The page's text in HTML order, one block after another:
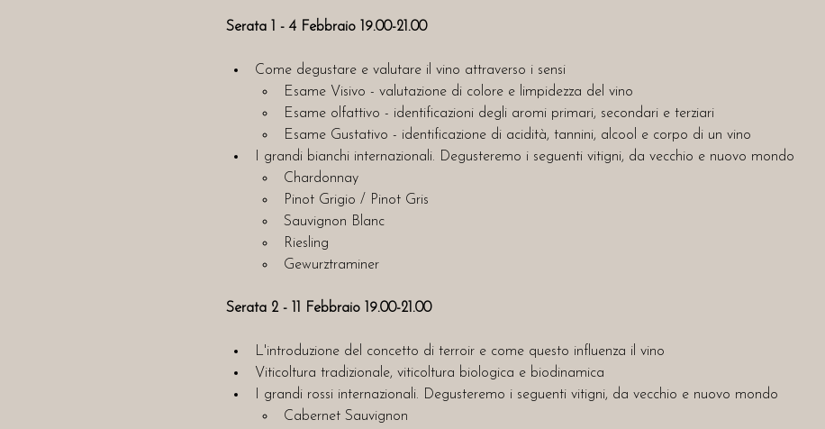
Serata 1 - 4 Febbraio 19.00-21.00
Come degustare e valutare il vino attraverso i sensi
Esame Visivo - valutazione di colore e limpidezza del vino
Esame olfattivo - identificazioni degli aromi primari, secondari e terziari
Esame Gustativo - identificazione di acidità, tannini, alcool e corpo di un vino
I grandi bianchi internazionali. Degusteremo i seguenti vitigni, da vecchio e nuovo mondo
Chardonnay
Pinot Grigio / Pinot Gris
Sauvignon Blanc
Riesling
Gewurztraminer
Serata 2 - 11 Febbraio 19.00-21.00
L'introduzione del concetto di terroir e come questo influenza il vino
Viticoltura tradizionale, viticoltura biologica e biodinamica
I grandi rossi internazionali. Degusteremo i seguenti vitigni, da vecchio e nuovo mondo
Cabernet Sauvignon